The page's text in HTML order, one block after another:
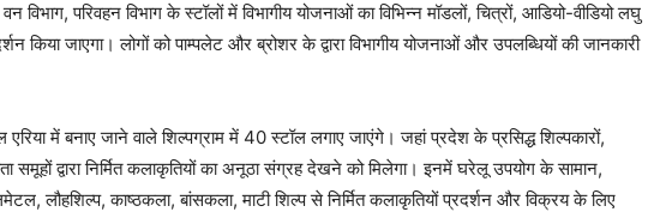
विभाग, परिवहन विभाग के स्टॉलों में विभागीय योजनाओं का विभिन्न मॉडलों, चित्रों, आडियो-वीडियो लघु
किया जाएगा। लोगों को पाम्पलेट और ब्रोशर के द्वारा विभागीय योजनाओं और उपलब्धियों की जानकारी
में बनाए जाने वाले शिल्पग्राम में 40 स्टॉल लगाए जाएंगे। जहां प्रदेश के प्रसिद्ध शिल्पकारों,
समूहों द्वारा निर्मित कलाकृतियों का अनूठा संग्रह देखने को मिलेगा। इनमें घरेलू उपयोग के सामान,
लौहशिल्प, काष्ठकला, बांसकला, माटी शिल्प से निर्मित कलाकृतियों प्रदर्शन और विक्रय के लिए